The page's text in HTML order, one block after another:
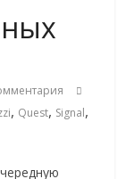
, Quest, Signal,